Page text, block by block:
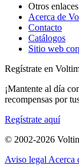
Otros enlaces
Acerca de
Contacto
Catálogos
Sitio web
Regístrate en
¡Mantente al día
recompensas por
Regístrate aquí
© 2002-2026
Aviso legal Acerca